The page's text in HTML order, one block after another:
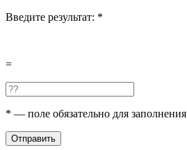
Введите результат: *
=
* — поле обязательно для заполнения
Отправить